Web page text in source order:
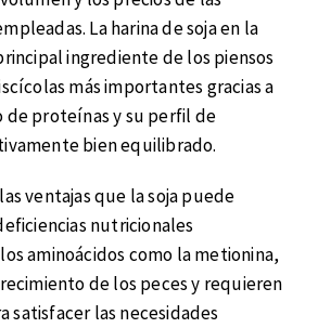
La harina de soja en la
ingrediente de los piensos
más importantes gracias a
proteínas y su perfil de
bien equilibrado.
ventajas que la soja puede
nutricionales
aminoácidos como la metionina,
de los peces y requieren
satisfacer las necesidades